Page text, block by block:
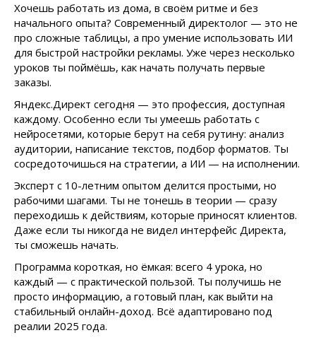
Хочешь работать из дома, в своём ритме и без
начального опыта? Современный директолог — это не
про сложные таблицы, а про умение использовать ИИ
для быстрой настройки рекламы. Уже через несколько
уроков ты поймёшь, как начать получать первые
заказы.
Яндекс.Директ сегодня — это профессия, доступная
каждому. Особенно если ты умеешь работать с
нейросетями, которые берут на себя рутину: анализ
аудитории, написание текстов, подбор форматов. Ты
сосредоточишься на стратегии, а ИИ — на исполнении.
Эксперт с 10-летним опытом делится простыми, но
рабочими шагами. Ты не тонешь в теории — сразу
переходишь к действиям, которые приносят клиентов.
Даже если ты никогда не видел интерфейс Директа,
ты сможешь начать.
Программа короткая, но ёмкая: всего 4 урока, но
каждый — с практической пользой. Ты получишь не
просто информацию, а готовый план, как выйти на
стабильный онлайн-доход. Всё адаптировано под
реалии 2025 года.